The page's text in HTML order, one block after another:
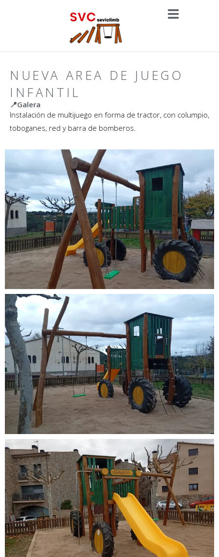
NUEVA AREA DE JUEGO
INFANTIL
📍Galera
Instalación de multijuego en forma de tractor, con columpio,
toboganes, red y barra de bomberos.